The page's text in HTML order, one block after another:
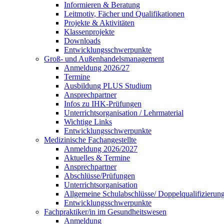
Informieren & Beratung
Leitmotiv, Fächer und Qualifikationen
Projekte & Aktivitäten
Klassenprojekte
Downloads
Entwicklungsschwerpunkte
Groß- und Außenhandelsmanagement
Anmeldung 2026/27
Termine
Ausbildung PLUS Studium
Ansprechpartner
Infos zu IHK-Prüfungen
Unterrichtsorganisation / Lehrmaterial
Wichtige Links
Entwicklungsschwerpunkte
Medizinische Fachangestellte
Anmeldung 2026/2027
Aktuelles & Termine
Ansprechpartner
Abschlüsse/Prüfungen
Unterrichtsorganisation
Allgemeine Schulabschlüsse/
Entwicklungsschwerpunkte
Fachpraktiker/in im Gesundheitswesen
Anmeldung